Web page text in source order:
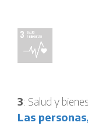
3: Salud y
Las